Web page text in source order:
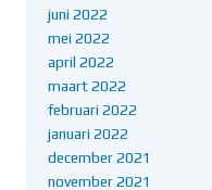
juni 2022
mei 2022
april 2022
maart 2022
februari 2022
januari 2022
december 2021
november 2021